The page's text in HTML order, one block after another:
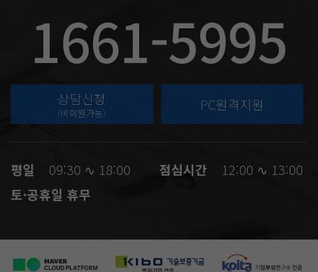
1661-5995
상담신청
(비회원가능) PC원격지원
평일 09:30 ∿ 18:00 점심시간
12:00 ∿ 13:00
토·공휴일 휴무